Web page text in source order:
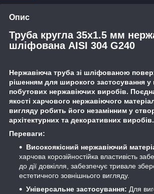
Опис
Труба кругла 35х1.5 мм
шліфована AISI 304 G240
Нержавіюча труба зі шліфованою
рішенням для широкого застосування у
побутових нержавіючих виробів.
якості харчового нержавіючого
вигляду робить його незамінним у
архітектурних та декоративних виробів.
Переваги:
Високоякісний нержавіючий
харчова корозійностійка властивість
до дії довкілля, забезпечує тривале
естетичного зовнішнього вигляду.
Універсальне застосування: Для